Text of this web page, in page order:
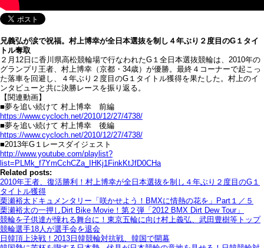
兄義弘が涙で祝福。村上博幸が全日本選抜を制し４年ぶり２度目のG１タイ
トル奪取
２月12日に香川県高松競輪場で行なわれたG１全日本選抜競輪は、2010年の
グランプリ王者、村上博幸（京都・34歳）が優勝。最終４コーナーで起こっ
た落車を回避し、４年ぶり２度目のG１タイトル獲得を果たした。村上のイ
ンタビューと共に決勝レースを振り返る。
【関連動画】
■夢を追い続けて 村上博幸 前編
https://www.cycloch.net/2010/12/27/4738/
■夢を追い続けて 村上博幸 後編
https://www.cycloch.net/2010/12/27/4738/
■2013年G１レースダイジェスト
http://www.youtube.com/playlist?
list=PLMk_f7YmCchCZa_IHKj1FinkKtJfD0CHa
Related posts:
2010年王者、復活勝利！村上博幸が全日本選抜を制し４年ぶり２度目のG１
タイトル獲得
栗瀬裕太ドキュメンタリー「咲かせよう！BMXに情熱の花を」Part１／５
栗瀬裕太の一押しDirt Bike Movie！第２弾「2012 BMX Dirt Dew Tour」
競輪を子供達が憧れる舞台に！東京五輪に向け村上義弘、武田豊樹等トップ
競輪選手18人が選手会を退会
日韓頂上決戦！2013日韓競輪対抗戦、韓国で開幕